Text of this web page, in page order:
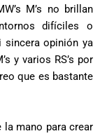
M’s no brillan
difíciles o
sincera opinión ya
y varios RS’s por
que es bastante
la mano para crear